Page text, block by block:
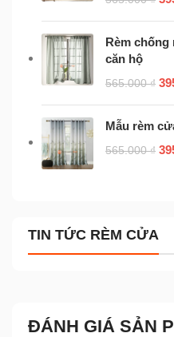
Rèm
căn hộ
565.000₫
Mẫu rèm
565.000₫
TIN TỨC RÈM CỬA
ĐÁNH GIÁ SẢN